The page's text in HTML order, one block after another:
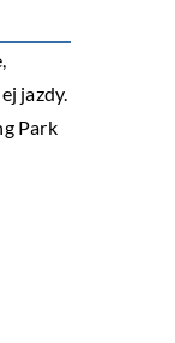
jazdy.
Park